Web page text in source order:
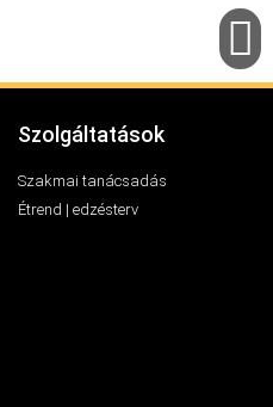
Szolgáltatások
Szakmai tanácsadás
Étrend | edzésterv